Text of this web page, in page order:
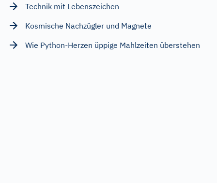
Technik mit Lebenszeichen
Kosmische Nachzügler und Magnete
Wie Python-Herzen üppige Mahlzeiten überstehen